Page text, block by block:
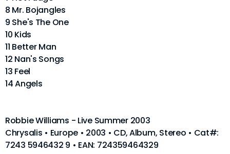
8 Mr. Bojangles
9 She's The One
10 Kids
11 Better Man
12 Nan's Songs
13 Feel
14 Angels
Robbie Williams - Live Summer 2003
Chrysalis • Europe • 2003 • CD, Album, Stereo • Cat#:
7243 5946432 9 • EAN: 724359464329